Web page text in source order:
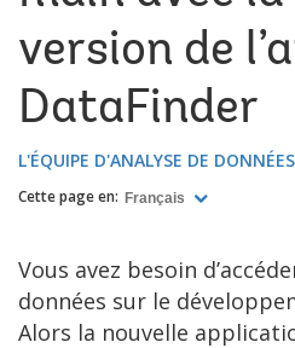
version de
DataFinder
L'ÉQUIPE D'ANALYSE DE DONNÉES
Cette page en: Français
Vous avez besoin
données sur le
Alors la nouvelle